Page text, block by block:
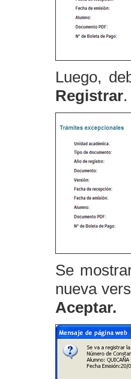
Luego,
Registrar.
Se
nueva
Aceptar.